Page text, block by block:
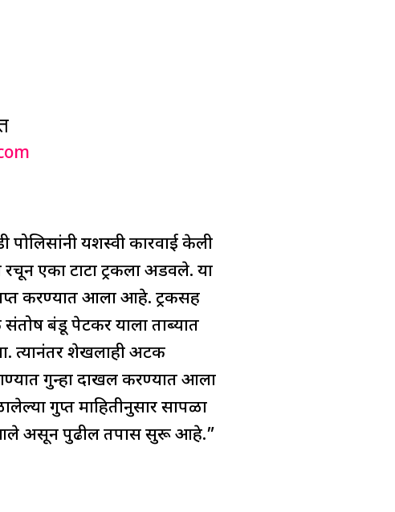
पोलिसांनी यशस्वी कारवाई केली
एका टाटा ट्रकला अडवले. या
जप्त करण्यात आला आहे. ट्रकसह
बंडू पेटकर याला ताब्यात
त्यानंतर शेखलाही अटक
गुन्हा दाखल करण्यात आला
गुप्त माहितीनुसार सापळा
आले असून पुढील तपास सुरू आहे.”